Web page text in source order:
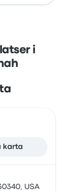
i
karta
USA